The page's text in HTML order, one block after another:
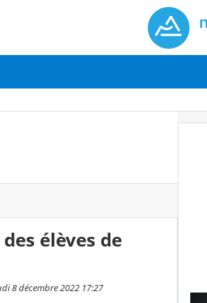
élèves de
8 décembre 2022 17:27